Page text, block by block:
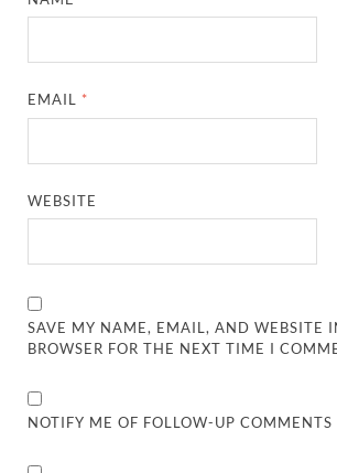
EMAIL *
WEBSITE
SAVE MY NAME, EMAIL, AND WEBSITE
BROWSER FOR THE NEXT TIME I
NOTIFY ME OF FOLLOW-UP COMMENTS